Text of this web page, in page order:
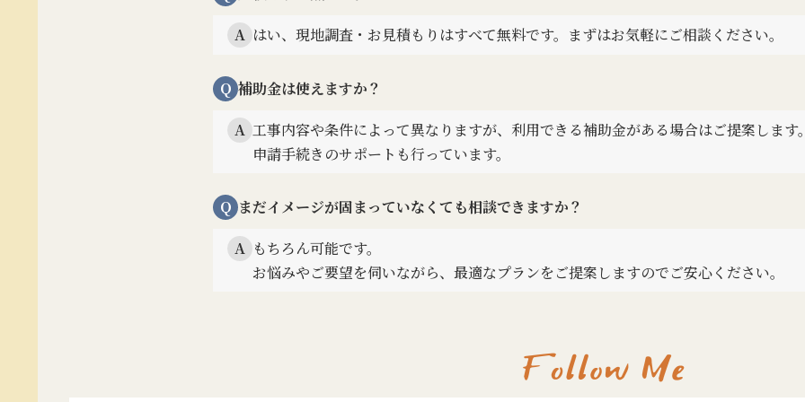
A はい、現地調査・お見積もりはすべて無料です。まずはお気軽にご相談ください。
Q 補助金は使えますか？
A 工事内容や条件によって異なりますが、利用できる補助金がある場合はご提案します
申請手続きのサポートも行っています。
Q まだイメージが固まっていなくても相談できますか？
A もちろん可能です。
お悩みやご要望を伺いながら、最適なプランをご提案しますのでご安心ください。